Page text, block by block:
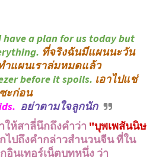
have a plan for us today but
ที่จริงฉันมีแผนนะวัน
ำแผนเราล่มหมดแล้ว
before it spoils. เอาไปแช่
ะก่อน
อย่าตามใจลูกนัก
ให้สาลี่นึกถึงคำว่า "บุพเพสันนิษ
ไปถึงคำกล่าวสำนวนจีน ที่ใน
อินเทอร์เน็ตบทหนึ่ง ว่า